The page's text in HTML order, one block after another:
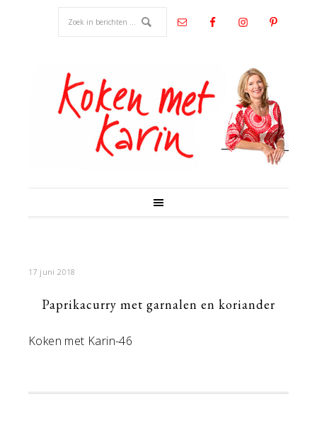
17 juni 2018
Paprikacurry met garnalen en koriander
Koken met Karin-46